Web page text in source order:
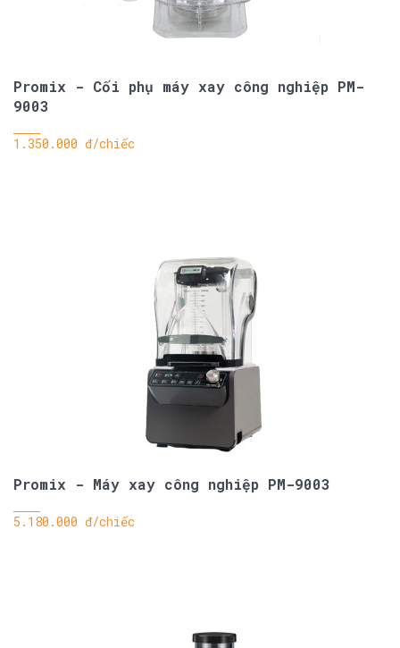
Promix - Cối phụ máy xay công nghiệp PM-
9003
1.350.000 đ/chiếc
Promix - Máy xay công nghiệp PM-9003
5.180.000 đ/chiếc